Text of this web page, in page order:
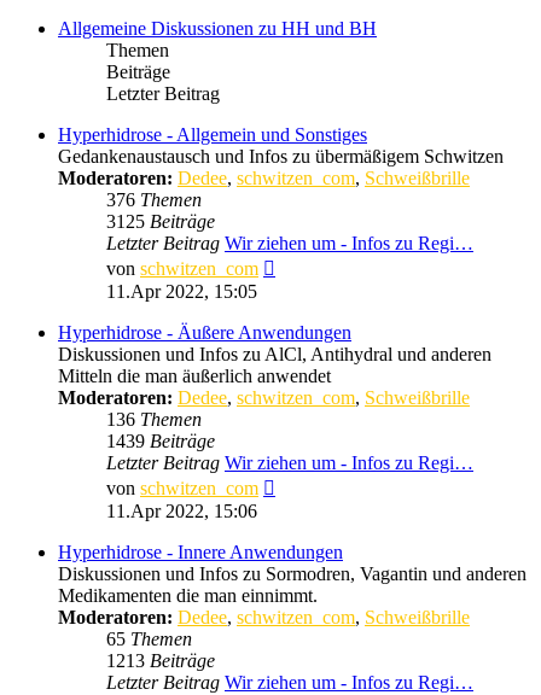
Allgemeine Diskussionen zu HH und BH
Themen
Beiträge
Letzter Beitrag
Hyperhidrose - Allgemein und Sonstiges
Gedankenaustausch und Infos zu übermäßigem Schwitzen
Moderatoren: Dedee, schwitzen_com, Schweißbrille
376 Themen
3125 Beiträge
Letzter Beitrag Wir ziehen um - Infos zu Regi…
von schwitzen_com
11.Apr 2022, 15:05
Hyperhidrose - Äußere Anwendungen
Diskussionen und Infos zu AlCl, Antihydral und anderen
Mitteln die man äußerlich anwendet
Moderatoren: Dedee, schwitzen_com, Schweißbrille
136 Themen
1439 Beiträge
Letzter Beitrag Wir ziehen um - Infos zu Regi…
von schwitzen_com
11.Apr 2022, 15:06
Hyperhidrose - Innere Anwendungen
Diskussionen und Infos zu Sormodren, Vagantin und anderen
Medikamenten die man einnimmt.
Moderatoren: Dedee, schwitzen_com, Schweißbrille
65 Themen
1213 Beiträge
Letzter Beitrag Wir ziehen um - Infos zu Regi…